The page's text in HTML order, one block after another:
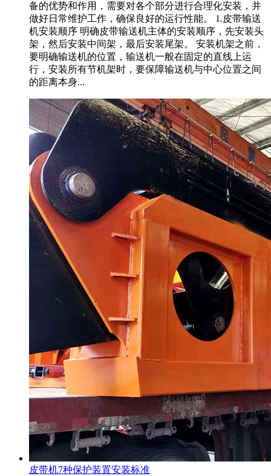
备的优势和作用，需要对各个部分进行合理化安装，并
做好日常维护工作，确保良好的运行性能。 1.皮带输送
机安装顺序 明确皮带输送机主体的安装顺序，先安装头
架，然后安装中间架，最后安装尾架。 安装机架之前，
要明确输送机的位置，输送机一般在固定的直线上运
行，安装所有节机架时，要保障输送机与中心位置之间
的距离本身...
皮带机7种保护装置安装标准